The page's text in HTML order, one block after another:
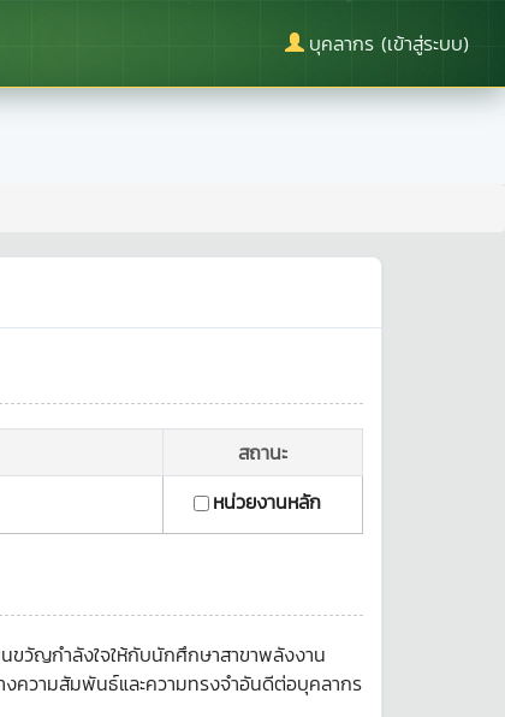
บุคลากร (เข้าสู่ระบบ)
สถานะ
หน่วยงานหลัก
ขวัญกำลังใจให้กับนักศึกษาสาขาพลังงาน
งความสัมพันธ์และความทรงจำอันดีต่อบุคลากร